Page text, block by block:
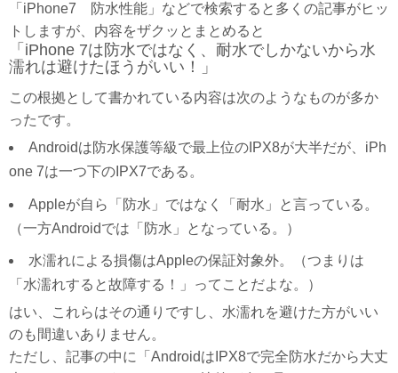
i
o
「iPhone7 防水性能」などで検索すると多くの記事がヒッ
トしますが、内容をザクッとまとめると
「iPhone 7は防水ではなく、耐水でしかないから水
濡れは避けたほうがいい！」
この根拠として書かれている内容は次のようなものが多か
ったです。
Androidは防水保護等級で最上位のIPX8が大半だが、iPh
one 7は一つ下のIPX7である。
Appleが自ら「防水」ではなく「耐水」と言っている。
（一方Androidでは「防水」となっている。）
水濡れによる損傷はAppleの保証対象外。（つまりは
「水濡れすると故障する！」ってことだよな。）
はい、これらはその通りですし、水濡れを避けた方がいい
のも間違いありません。
ただし、記事の中に「AndroidはIPX8で完全防水だから大丈